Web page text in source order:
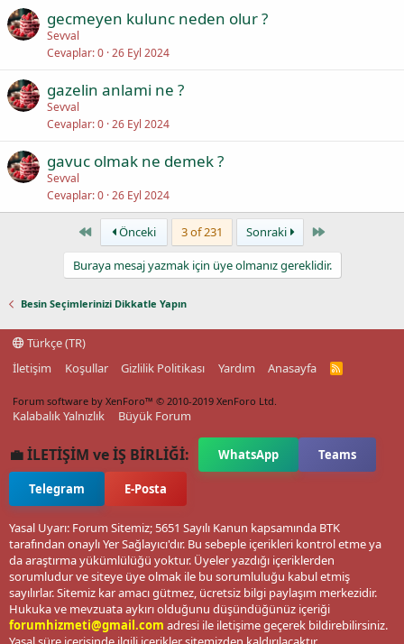
gecmeyen kulunc neden olur ?
Sevval
Cevaplar 0 26 Eyl 2024
gazelin anlami ne ?
Sevval
Cevaplar 0 26 Eyl 2024
gavuc olmak ne demek ?
Sevval
Cevaplar 0 26 Eyl 2024
First Önceki 3 of 231 Sonraki Last
Buraya mesaj yazmak için üye olmanız gereklidir.
Besin Seçimlerinizi Dikkatle Yapın
Türkçe (TR)
İletişim
Koşullar Gizlilik Politikası Yardım Anasayfa
R
Forum software by XenForo™ © 2010-2019 XenForo Ltd.
Kalabalık Yalnızlık Büyük Forum
💼 İLETİŞİM ve İŞ BİRLİĞİ: WhatsApp Teams
Telegram E-Posta
Yasal Uyarı: Forum Sitemiz; 5651 Sayılı Kanun kapsamında BTK
tarafından onaylı Yer Sağlayıcı'dır. Bu sebeple içerikleri kontrol etme ya
da araştırma yükümlülüğü yoktur. Üyeler yazdığı içeriklerden
sorumludur ve siteye üye olmak ile bu sorumluluğu kabul etmiş
sayılırlar. Sitemiz kar amacı gütmez, ücretsiz bilgi paylaşım merkezidir.
Hukuka ve mevzuata aykırı olduğunu düşündüğünüz içeriği
forumhizmeti@gmail.com adresi ile iletişime geçerek bildirebilirsiniz.